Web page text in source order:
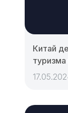
Китай